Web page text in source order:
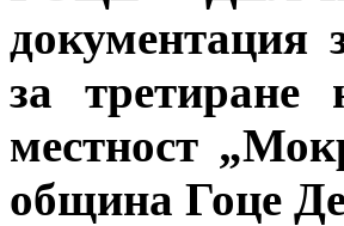
документация
за
местност
община Гоце